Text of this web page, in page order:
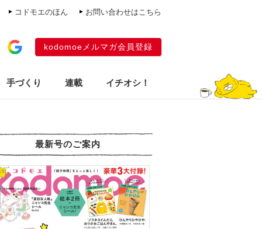
コドモエのほん お問い合わせはこちら
kodomoeメルマガ会員登録
手づくり 連載 イチオシ！
最新号のご案内